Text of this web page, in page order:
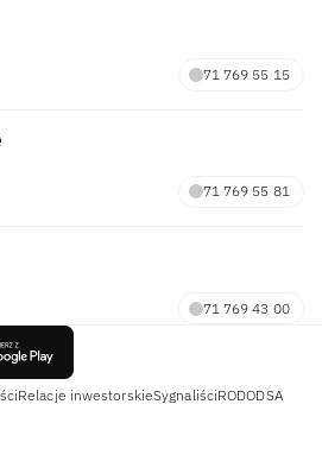
71 769 55 15
71 769 55 81
71 769 43 00
Relacje inwestorskieSygnaliściRODODSA